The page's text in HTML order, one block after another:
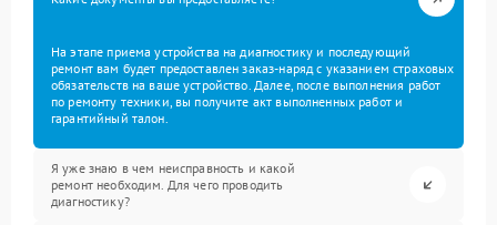
На этапе приема устройства на диагностику и последующий
ремонт вам будет предоставлен заказ-наряд с указанием страховых
обязательств на ваше устройство. Далее, после выполнения работ
по ремонту техники, вы получите акт выполненных работ и
гарантийный талон.
Я уже знаю в чем неисправность и какой
ремонт необходим. Для чего проводить
диагностику?